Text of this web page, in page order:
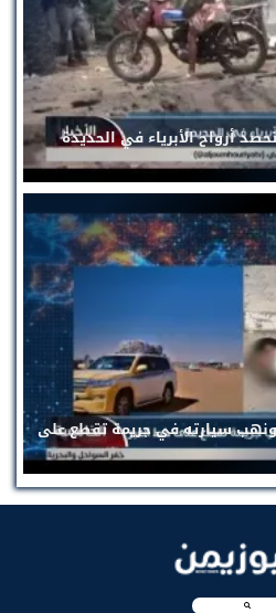
أرواح الأبرياء في الحديدة
سيارته في جريمة تقطع على